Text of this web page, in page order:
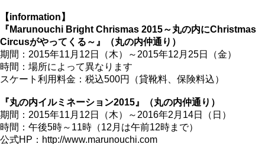
【information】
『Marunouchi Bright Chrismas 2015～丸の内にChristmas
Circusがやってくる～』（丸の内仲通り）
期間：2015年11月12日（木）～2015年12月25日（金）
時間：場所によって異なります
スケート利用料金：税込500円（貸靴料、保険料込）
『丸の内イルミネーション2015』（丸の内仲通り）
期間：2015年11月12日（木）～2016年2月14日（日）
時間：午後5時～11時（12月は午前12時まで）
公式HP：http://www.marunouchi.com